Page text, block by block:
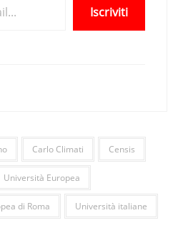
Iscriviti
Carlo Climati Censis
Università Europea
di Roma Università italiane